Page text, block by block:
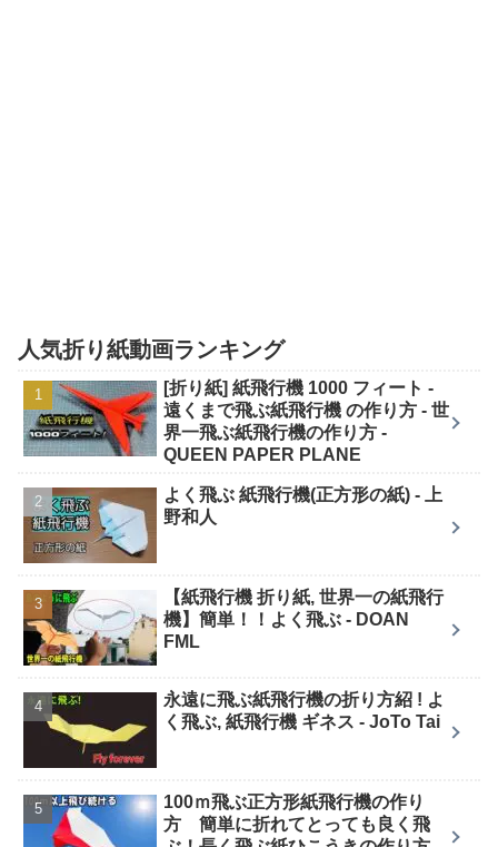
人気折り紙動画ランキング
[折り紙] 紙飛行機 1000 フィート -
遠くまで飛ぶ紙飛行機 の作り方 - 世
界一飛ぶ紙飛行機の作り方 -
QUEEN PAPER PLANE
よく飛ぶ 紙飛行機(正方形の紙) - 上
野和人
【紙飛行機 折り紙, 世界一の紙飛行
機】簡単！！よく飛ぶ - DOAN
FML
永遠に飛ぶ紙飛行機の折り方紹 ! よ
く飛ぶ, 紙飛行機 ギネス - JoTo Tai
100ｍ飛ぶ正方形紙飛行機の作り
方 簡単に折れてとっても良く飛